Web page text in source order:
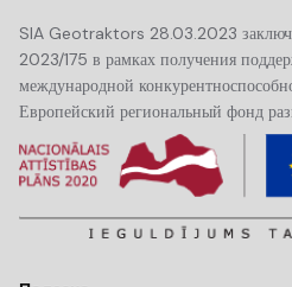
SIA Geotraktors 28.03.2023
2023/175 в рамках получения
международной
Европейский региональный фонд